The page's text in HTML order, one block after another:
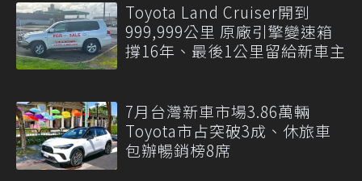
Toyota Land Cruiser開到
999,999公里 原廠引擎變速箱
撐16年、最後1公里留給新車主
7月台灣新車市場3.86萬輛
Toyota市占突破3成、休旅車
包辦暢銷榜8席